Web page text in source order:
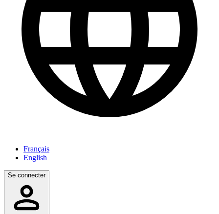
Français
English
Se connecter